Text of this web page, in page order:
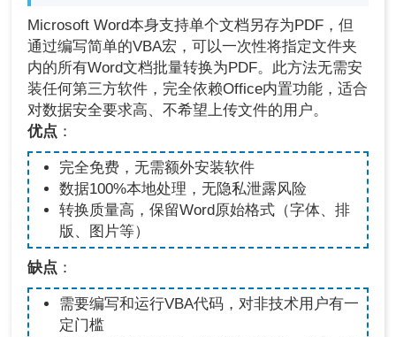
Microsoft Word本身支持单个文档另存为PDF，但
通过编写简单的VBA宏，可以一次性将指定文件夹
内的所有Word文档批量转换为PDF。此方法无需安
装任何第三方软件，完全依赖Office内置功能，适合
对数据安全要求高、不希望上传文件的用户。
优点 ：
完全免费，无需额外安装软件
数据100%本地处理，无隐私泄露风险
转换质量高，保留Word原始格式（字体、排
版、图片等）
缺点 ：
需要编写和运行VBA代码，对非技术用户有一
定门槛